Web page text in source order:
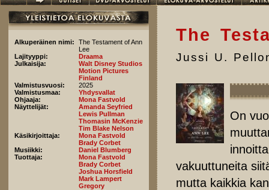
Alkuperäinen nimi:
The Testament of Ann
Lee
Lajityyppi:
Draama
Julkaisija:
Walt Disney Studios
Motion Pictures
Finland
Valmistusvuosi:
2025
Valmistusmaa:
Yhdysvallat
Ohjaaja:
Mona Fastvold
Näyttelijät:
Amanda Seyfried
Lewis Pullman
Thomasin McKenzie
Tim Blake Nelson
Käsikirjoittaja:
Mona Fastvold
Brady Corbet
Musiikki:
Daniel Blumberg
Tuottaja:
Mona Fastvold
Brady Corbet
Joshua Horsfield
Mark Lampert
Gregory
The
Jussi U.
On
vakuuttuneita
mutta kaikkia